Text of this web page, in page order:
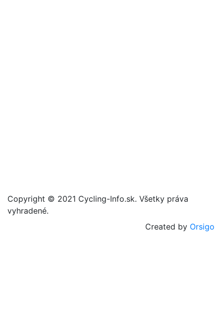
Copyright © 2021 Cycling-Info.sk. Všetky práva
vyhradené.
Created by Orsigo